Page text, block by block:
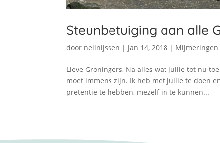
Steunbetuiging aan alle
door nellnijssen | jan 14, 2018 | Mijmeringen
Lieve Groningers, Na alles wat jullie tot nu
moet immens zijn. Ik heb met jullie te doen
pretentie te hebben, mezelf in te kunnen...